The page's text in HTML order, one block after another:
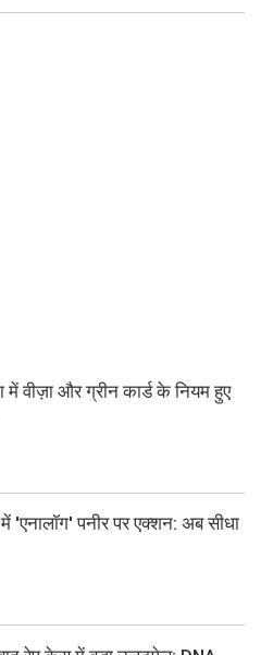
में वीज़ा और ग्रीन कार्ड के नियम हुए
'एनालॉग' पनीर पर एक्शन: अब सीधा